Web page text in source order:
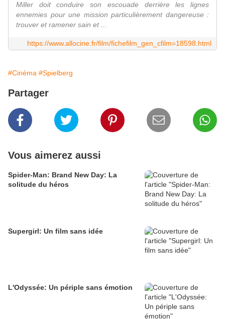
Miller doit conduire son escouade derrière les lignes
ennemies pour une mission particulièrement dangereuse :
trouver et ramener sain et ...
https://www.allocine.fr/film/fichefilm_gen_cfilm=18598.html
#Cinéma #Spielberg
Partager
Vous aimerez aussi
Spider-Man: Brand New Day: La
solitude du héros
Supergirl: Un film sans idée
L'Odyssée: Un périple sans émotion